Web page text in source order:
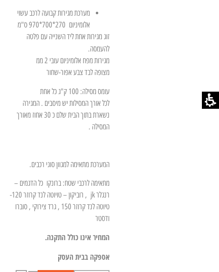
מערכת מגירות קבועה לרכב עשוי
אלומיניום 270*700*970 ס"מ
זוג מגירות אחת ליד השנייה עם פלטה
להעמסה.
מגירות מפח אלומיניום עובי 2 ממ
מצופה לבד צבע אפור-שחור
עומס מסילה: 100 ק"ג כל אחת
לכל אורך המסילות יש מיסבים . המגירה
נשארת בתוך הבית שלם כ 30 אחוז מאורך
המסילה .
המערכת מתאימה למגוון סוגי רכבים.
מתאימה לרכבי שטח: ברונקו כל הדגמים –
רנגלר jk , רוביקון – טויוטה לנד קרוזר 120-
טיוטה לנד קרוזר 150 , גרד צירוקי , סוברו
ודסטר
המחיר אינו כולל התקנה.
אספקה בבית העסק